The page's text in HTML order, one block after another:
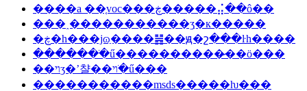
����a ��֤voc���ڿ�����⣬��ô��
���˰�����������ʒִ�к�����
�ڿ�һ���ϳɷַ����䷽��ԭ�շ���ŀһ����
�������ֺű����������̷��ö���
��ױʒ�ʼ챨��ױ�ֺű���
�����������msds�����ƕ���